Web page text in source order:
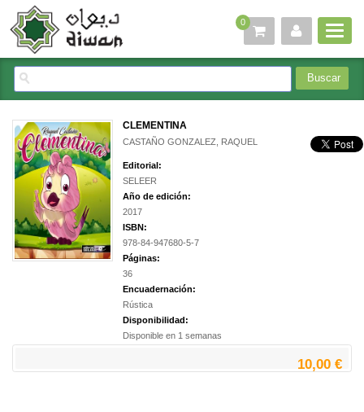
0
CLEMENTINA
CASTAÑO GONZALEZ, RAQUEL
Editorial:
SELEER
Año de edición:
2017
ISBN:
978-84-947680-5-7
Páginas:
36
Encuadernación:
Rústica
Disponibilidad:
Disponible en 1 semanas
10,00 €